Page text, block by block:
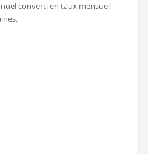
converti en taux mensuel